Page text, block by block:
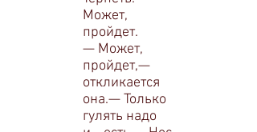
Может,
пройдет.
— Может,
пройдет,—
откликается
она.— Только
гу­лять надо